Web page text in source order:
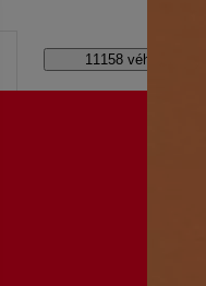
11158 véhicules